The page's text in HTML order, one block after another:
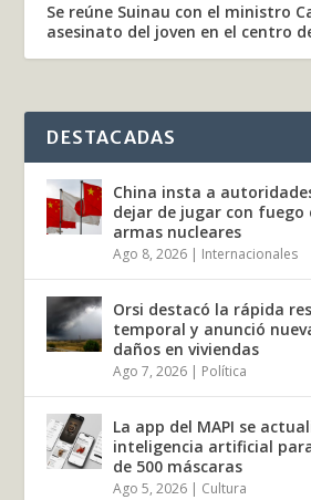
Se reúne Suinau con el ministro
asesinato del joven en el centro
DESTACADAS
China insta a
dejar de jugar con fuego
armas nucleares
Ago 8, 2026 | Internacionales
Orsi destacó la rápida
temporal y anunció
daños en viviendas
Ago 7, 2026 | Política
La app del MAPI se
inteligencia artificial
de 500 máscaras
Ago 5, 2026 | Cultura